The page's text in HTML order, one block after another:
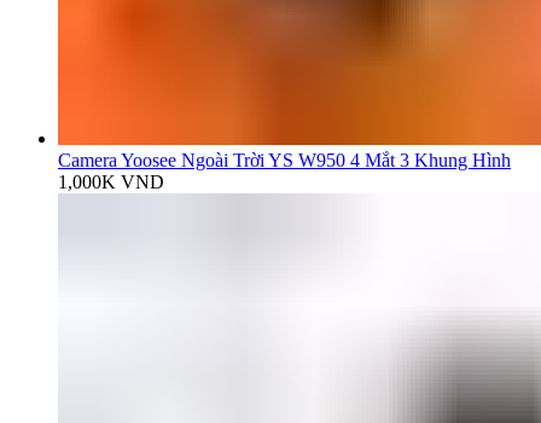
Camera Yoosee Ngoài Trời YS W950 4 Mắt 3 Khung Hình
1,000K VND